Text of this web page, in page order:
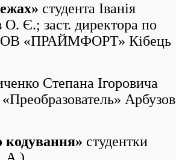
студента Іванія
Є.; заст. директора по
ТОВ «ПРАЙМФОРТ» Кібець
Степана Ігоровича
Арбузов
кодування» студентки